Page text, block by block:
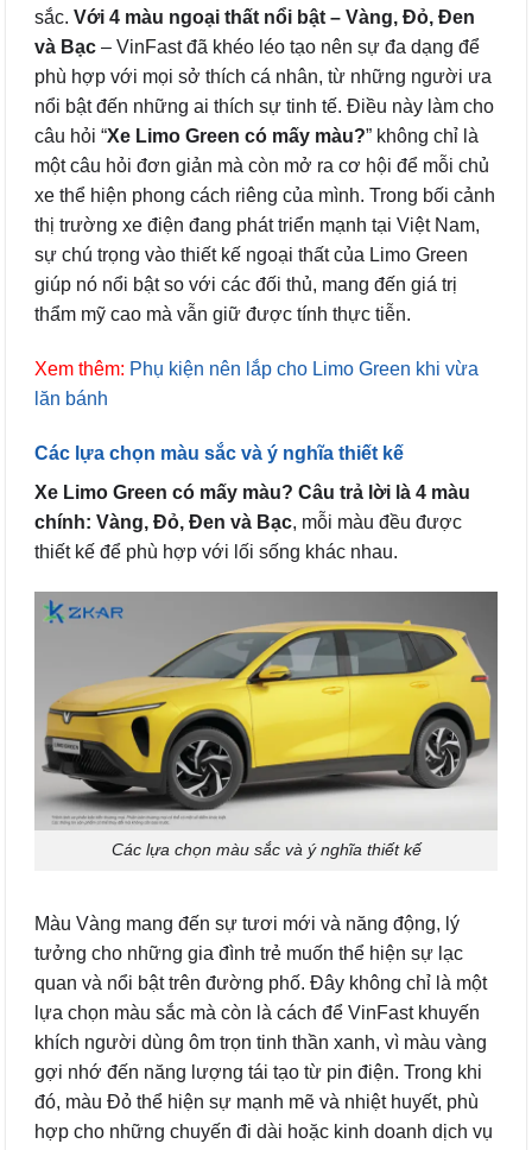
sắc. Với 4 màu ngoại thất nổi bật – Vàng, Đỏ, Đen
và Bạc – VinFast đã khéo léo tạo nên sự đa dạng để
phù hợp với mọi sở thích cá nhân, từ những người ưa
nổi bật đến những ai thích sự tinh tế. Điều này làm cho
câu hỏi “Xe Limo Green có mấy màu?” không chỉ là
một câu hỏi đơn giản mà còn mở ra cơ hội để mỗi chủ
xe thể hiện phong cách riêng của mình. Trong bối cảnh
thị trường xe điện đang phát triển mạnh tại Việt Nam,
sự chú trọng vào thiết kế ngoại thất của Limo Green
giúp nó nổi bật so với các đối thủ, mang đến giá trị
thẩm mỹ cao mà vẫn giữ được tính thực tiễn.
Xem thêm: Phụ kiện nên lắp cho Limo Green khi vừa
lăn bánh
Các lựa chọn màu sắc và ý nghĩa thiết kế
Xe Limo Green có mấy màu? Câu trả lời là 4 màu
chính: Vàng, Đỏ, Đen và Bạc, mỗi màu đều được
thiết kế để phù hợp với lối sống khác nhau.
Các lựa chọn màu sắc và ý nghĩa thiết kế
Màu Vàng mang đến sự tươi mới và năng động, lý
tưởng cho những gia đình trẻ muốn thể hiện sự lạc
quan và nổi bật trên đường phố. Đây không chỉ là một
lựa chọn màu sắc mà còn là cách để VinFast khuyến
khích người dùng ôm trọn tinh thần xanh, vì màu vàng
gợi nhớ đến năng lượng tái tạo từ pin điện. Trong khi
đó, màu Đỏ thể hiện sự mạnh mẽ và nhiệt huyết, phù
hợp cho những chuyến đi dài hoặc kinh doanh dịch vụ